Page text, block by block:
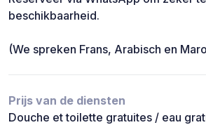
beschikbaarheid.
(We spreken Frans, Arabisch en
Prijs van de diensten
Douche et toilette gratuites / eau